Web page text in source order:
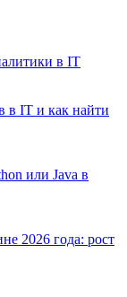
в IT
в IT и как найти
или Java в
2026 года: рост